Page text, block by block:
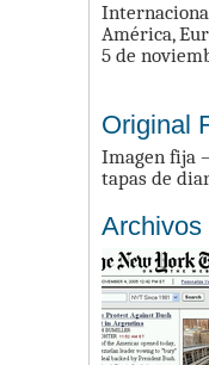
América,
5 de
Original
Imagen fija
tapas de
Archivos